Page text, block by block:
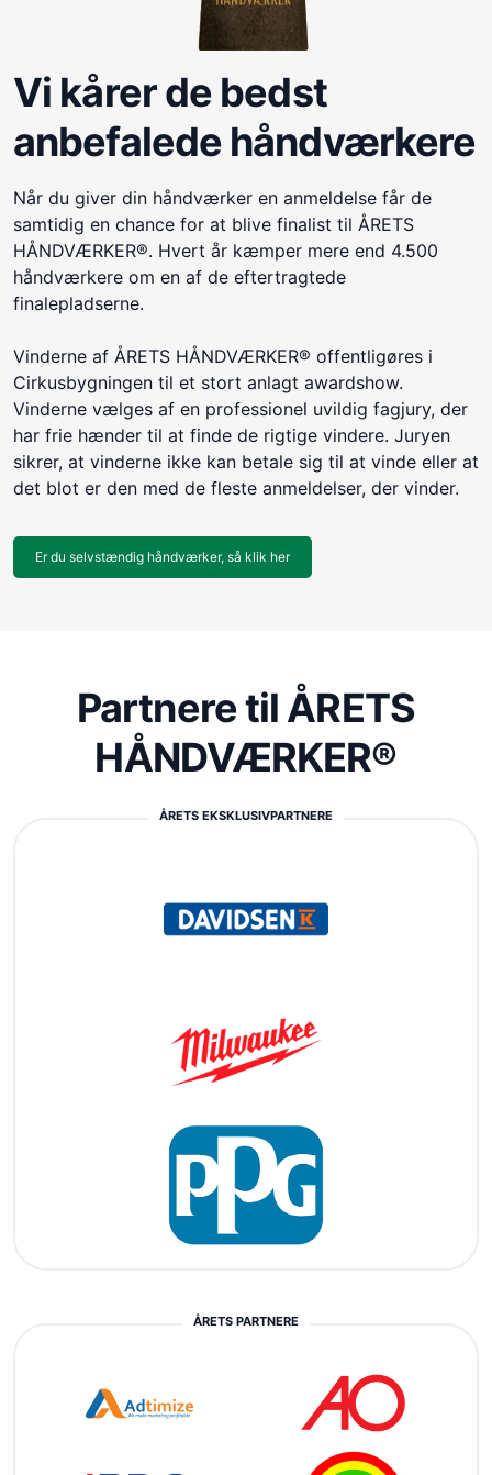
Vi kårer de bedst
anbefalede håndværkere
Når du giver din håndværker en anmeldelse får de
samtidig en chance for at blive finalist til ÅRETS
HÅNDVÆRKER®. Hvert år kæmper mere end 4.500
håndværkere om en af de eftertragtede
finalepladserne.
Vinderne af ÅRETS HÅNDVÆRKER® offentligøres i
Cirkusbygningen til et stort anlagt awardshow.
Vinderne vælges af en professionel uvildig fagjury, der
har frie hænder til at finde de rigtige vindere. Juryen
sikrer, at vinderne ikke kan betale sig til at vinde eller at
det blot er den med de fleste anmeldelser, der vinder.
Er du selvstændig håndværker, så klik her
Partnere til ÅRETS
HÅNDVÆRKER®
ÅRETS EKSKLUSIVPARTNERE
ÅRETS PARTNERE